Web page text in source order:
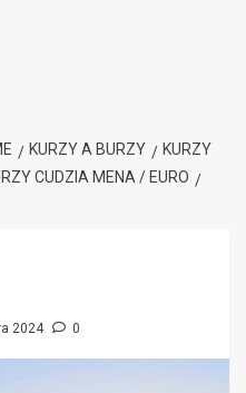
KURZY A BURZY
KURZY
CUDZIA MENA / EURO
2024 0